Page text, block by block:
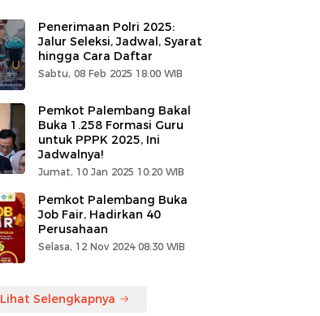
Penerimaan Polri 2025:
Jalur Seleksi, Jadwal, Syarat
hingga Cara Daftar
Sabtu, 08 Feb 2025 18:00 WIB
Pemkot Palembang Bakal
Buka 1.258 Formasi Guru
untuk PPPK 2025, Ini
Jadwalnya!
Jumat, 10 Jan 2025 10:20 WIB
Pemkot Palembang Buka
Job Fair, Hadirkan 40
Perusahaan
Selasa, 12 Nov 2024 08:30 WIB
Lihat Selengkapnya